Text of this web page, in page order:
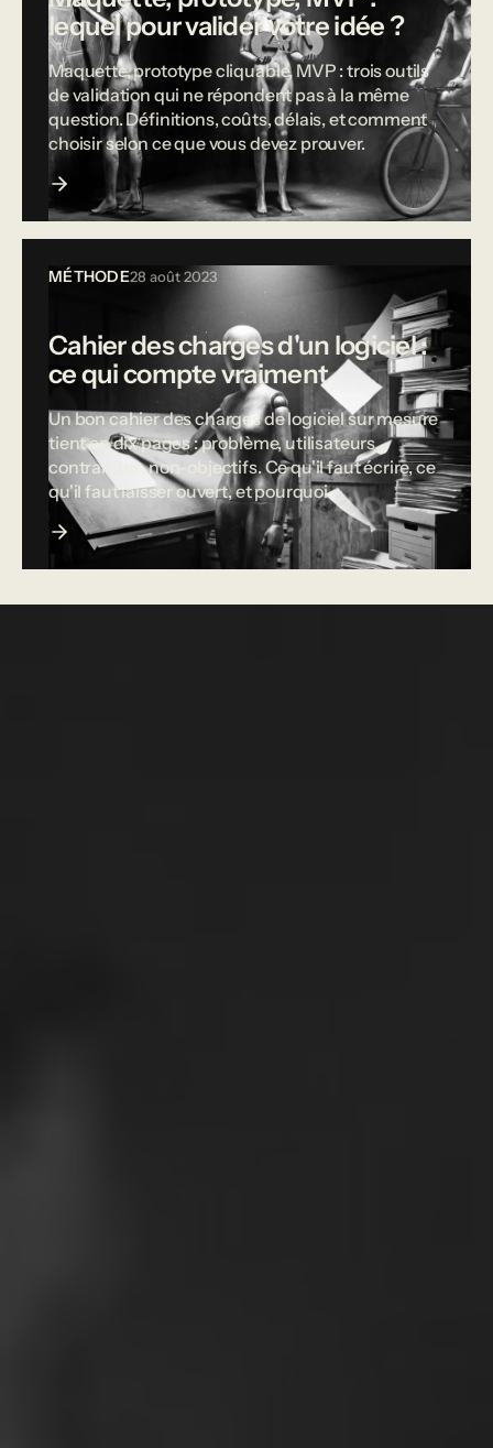
lequel pour valider votre idée ?
Maquette, prototype cliquable, MVP : trois outils
de validation qui ne répondent pas à la même
question. Définitions, coûts, délais, et comment
choisir selon ce que vous devez prouver.
MÉTHODE28 août 2023
Cahier des charges d'un logiciel :
ce qui compte vraiment
Un bon cahier des charges de logiciel sur mesure
tient en dix pages : problème, utilisateurs,
contraintes, non-objectifs. Ce qu'il faut écrire, ce
qu'il faut laisser ouvert, et pourquoi.